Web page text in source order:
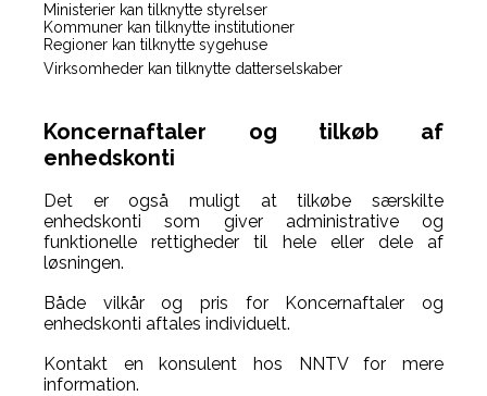
Ministerier kan tilknytte styrelser
Kommuner kan tilknytte institutioner
Regioner kan tilknytte sygehuse
Virksomheder kan tilknytte datterselskaber
Koncernaftaler og tilkøb af
enhedskonti
Det er også muligt at tilkøbe særskilte
enhedskonti som giver administrative og
funktionelle rettigheder til hele eller dele af
løsningen.
Både vilkår og pris for Koncernaftaler og
enhedskonti aftales individuelt.
Kontakt en konsulent hos NNTV for mere
information.